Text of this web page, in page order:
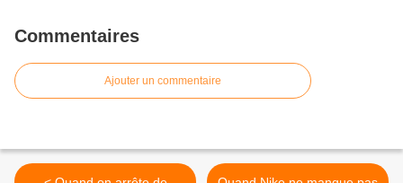
Commentaires
Ajouter un commentaire